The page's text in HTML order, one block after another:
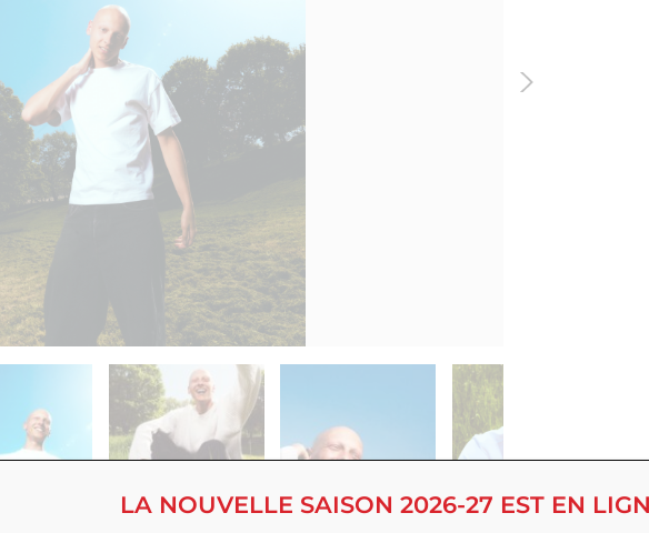
les offres et bons plans !
LA NOUVELLE SAISON 2026-27 EST EN